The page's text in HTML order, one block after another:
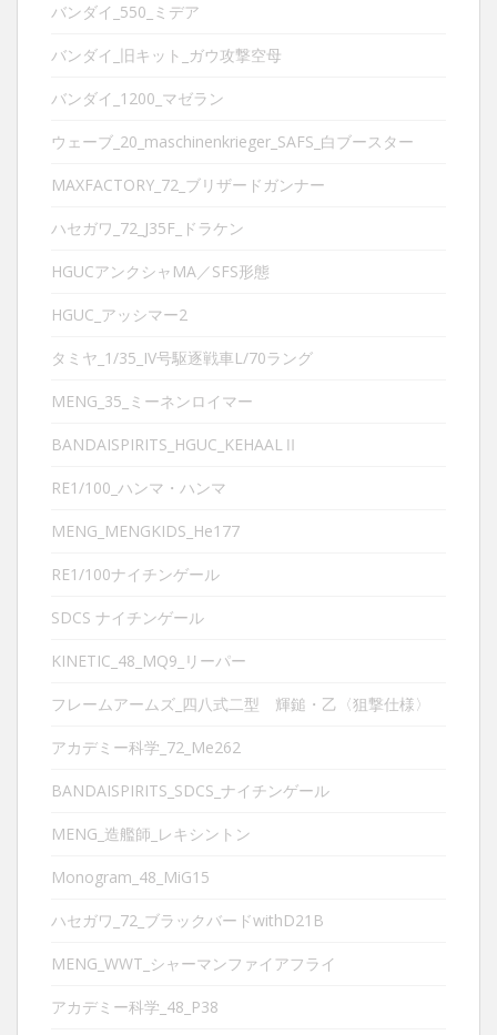
バンダイ_550_ミデア
バンダイ_旧キット_ガウ攻撃空母
バンダイ_1200_マゼラン
ウェーブ_20_maschinenkrieger_SAFS_白ブースター
MAXFACTORY_72_ブリザードガンナー
ハセガワ_72_J35F_ドラケン
HGUCアンクシャMA／SFS形態
HGUC_アッシマー2
タミヤ_1/35_IV号駆逐戦車L/70ラング
MENG_35_ミーネンロイマー
BANDAISPIRITS_HGUC_KEHAALⅡ
RE1/100_ハンマ・ハンマ
MENG_MENGKIDS_He177
RE1/100ナイチンゲール
SDCS ナイチンゲール
KINETIC_48_MQ9_リーパー
フレームアームズ_四八式二型 輝鎚・乙〈狙撃仕様〉
アカデミー科学_72_Me262
BANDAISPIRITS_SDCS_ナイチンゲール
MENG_造艦師_レキシントン
Monogram_48_MiG15
ハセガワ_72_ブラックバードwithD21B
MENG_WWT_シャーマンファイアフライ
アカデミー科学_48_P38